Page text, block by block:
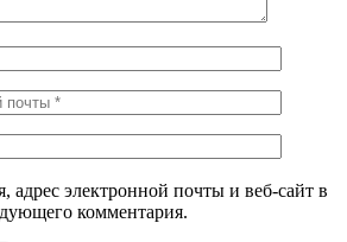
адрес электронной почты и веб-сайт в
комментария.